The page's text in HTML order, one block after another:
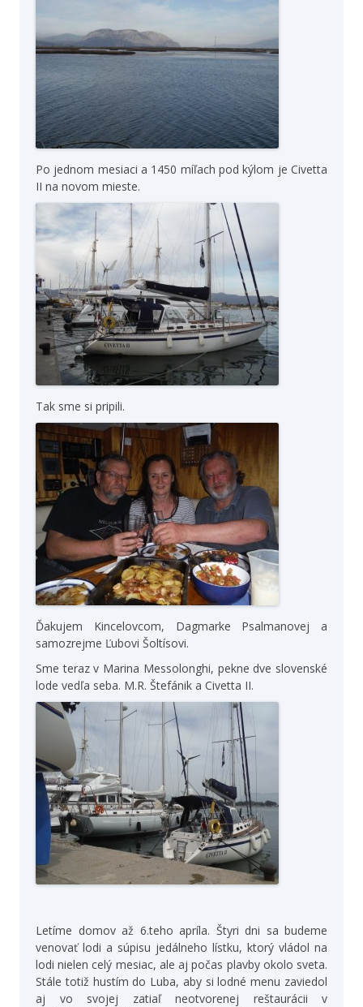
Po jednom mesiaci a 1450 míľach pod kýlom je Civetta
II na novom mieste.
Tak sme si pripili.
Ďakujem Kincelovcom, Dagmarke Psalmanovej a
samozrejme Ľubovi Šoltísovi.
Sme teraz v Marina Messolonghi, pekne dve slovenské
lode vedľa seba. M.R. Štefánik a Civetta II.
Letíme domov až 6.teho apríla. Štyri dni sa budeme
venovať lodi a súpisu jedálneho lístku, ktorý vládol na
lodi nielen celý mesiac, ale aj počas plavby okolo sveta.
Stále totiž hustím do Luba, aby si lodné menu zaviedol
aj vo svojej zatiaľ neotvorenej reštaurácii v